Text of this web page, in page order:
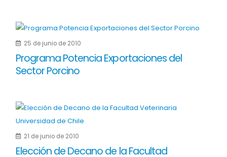
25 de junio de 2010
Programa Potencia Exportaciones del
Sector Porcino
21 de junio de 2010
Elección de Decano de la Facultad